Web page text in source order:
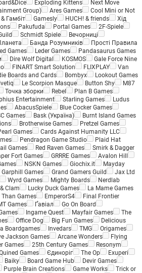
Exploding Kittens
Next Move
Group) Ares Games
Cool Mini or Not
Гамбіт Gamesly HUCH! & friends
Хід
Pakufuda Portal Games
2F-Spiele
Schmidt Spiele
Вечорниці
Банда Розумників
Прості Правила
Games Leder Games
Pandasaurus Games
Dire Wolf Digital KOSMOS
Gale Force Nine
FINART Smart Solution FLIXPLAY
Van
Boards and Cards Bombyx
Lookout Games
Le Scorpion Masque Button Shy
M87
Точка зборки Rebel
Plan B Games
Entertainment Starling Games
Ludus
AbacusSpiele
Blue Cocker Games
Games Bask (Україна)
Burnt Island Games
Brotherwise Games
Pretzel Games
Games
Cards Against Humanity LLC
Pendragon Game Studio
Plaid Hat
Games Red Raven Games
Smirk & Dagger
Fort Games GRRRE Games
Avalon Hill
NSKN Games Giochix.it
Mayday
Garphill Games Grand Gamers Guild
Jax Ltd
Wyrd Games Mighty Boards
Nerdlab
Clam Lucky Duck Games
La Mame Games
Than Games EmperorS4
Final Frontier
Games Ґавіал
Go On Board
Ingame Quest Mayfair Games
The
Office Dog Big Fun Games
Delicious
Boardgames Invedars TMG
Origames
Jackson Games Arcane Wonders
Flying
Games 25th Century Games
Resonym
Games Єдиноріг The Op
Exuperi
Baiky Board Game Hub
Devir Games
Purple Brain Creations Game Works
Trick or